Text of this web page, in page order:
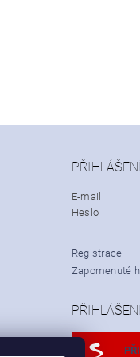
PŘIHLÁŠENÍ
E-mail
Heslo
Registrace
Zapomenuté